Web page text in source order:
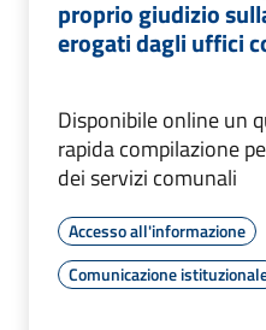
proprio giudizio
erogati dagli uffici
Disponibile online un
rapida compilazione
dei servizi comunali
Accesso all'informazione
Comunicazione